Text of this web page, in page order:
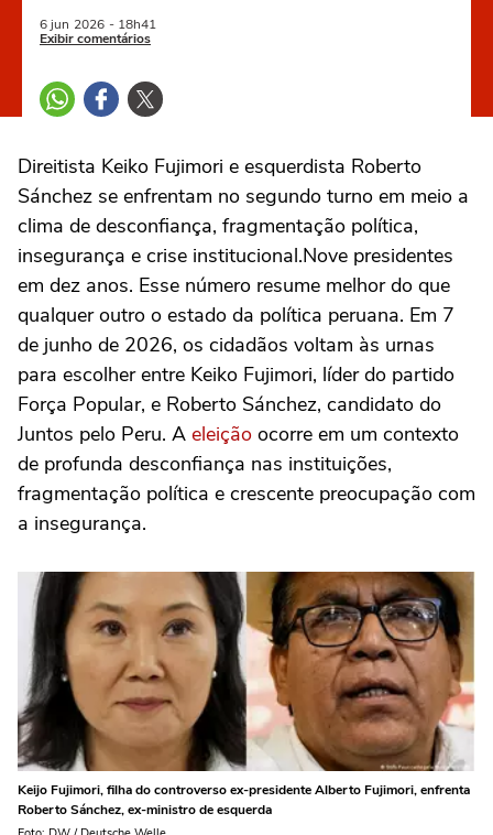
6 jun 2026 - 18h41
Exibir comentários
Direitista Keiko Fujimori e esquerdista Roberto
Sánchez se enfrentam no segundo turno em meio a
clima de desconfiança, fragmentação política,
insegurança e crise institucional.Nove presidentes
em dez anos. Esse número resume melhor do que
qualquer outro o estado da política peruana. Em 7
de junho de 2026, os cidadãos voltam às urnas
para escolher entre Keiko Fujimori, líder do partido
Força Popular, e Roberto Sánchez, candidato do
Juntos pelo Peru. A eleição ocorre em um contexto
de profunda desconfiança nas instituições,
fragmentação política e crescente preocupação com
a insegurança.
Keijo Fujimori, filha do controverso ex-presidente Alberto Fujimori, enfrenta
Roberto Sánchez, ex-ministro de esquerda